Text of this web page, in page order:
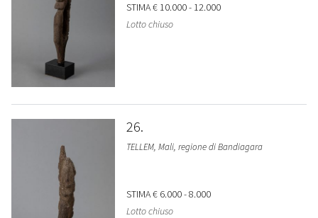
STIMA€ 10.000 - 12.000
Lotto chiuso
26
TELLEM, Mali, regione di Bandiagara
STIMA€ 6.000 - 8.000
Lotto chiuso